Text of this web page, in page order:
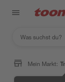
Mein Markt: